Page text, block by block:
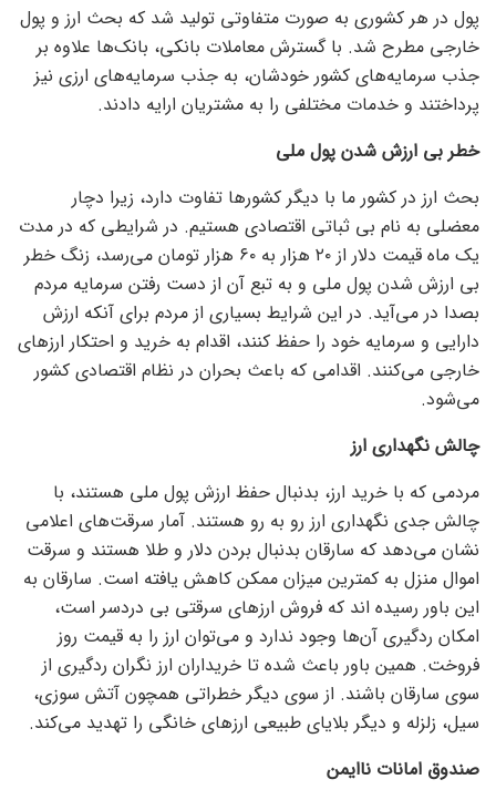
پول در هر کشوری به صورت متفاوتی تولید شد که بحث ارز و پول
خارجی مطرح شد. با گسترش معاملات بانکی، بانک‌ها علاوه بر
جذب سرمایه‌های کشور خودشان، به جذب سرمایه‌های ارزی نیز
پرداختند و خدمات مختلفی را به مشتریان ارایه دادند.
خطر بی ارزش شدن پول ملی
بحث ارز در کشور ما با دیگر کشور‌ها تفاوت دارد، زیرا دچار
معضلی به نام بی ثباتی اقتصادی هستیم. در شرایطی که در مدت
یک ماه قیمت دلار از ۲۰ هزار به ۶۰ هزار تومان می‌رسد، زنگ خطر
بی ارزش شدن پول ملی و به تبع آن از دست رفتن سرمایه مردم
بصدا در می‌آید. در این شرایط بسیاری از مردم برای آنکه ارزش
دارایی و سرمایه خود را حفظ کنند، اقدام به خرید و احتکار ارز‌های
خارجی می‌کنند. اقدامی که باعث بحران در نظام اقتصادی کشور
می‌شود.
چالش نگهداری ارز
مردمی که با خرید ارز، بدنبال حفظ ارزش پول ملی هستند، با
چالش جدی نگهداری ارز رو به رو هستند. آمار سرقت‌های اعلامی
نشان می‌دهد که سارقان بدنبال بردن دلار و طلا هستند و سرقت
اموال منزل به کمترین میزان ممکن کاهش یافته است. سارقان به
این باور رسیده اند که فروش ارز‌های سرقتی بی دردسر است،
امکان ردگیری آن‌ها وجود ندارد و می‌توان ارز را به قیمت روز
فروخت. همین باور باعث شده تا خریداران ارز نگران ردگیری از
سوی سارقان باشند. از سوی دیگر خطراتی همچون آتش سوزی،
سیل، زلزله و دیگر بلایای طبیعی ارز‌های خانگی را تهدید می‌کند.
صندوق امانات ناایمن